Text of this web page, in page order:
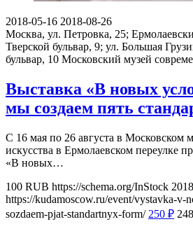
2018-05-16 2018-08-26
Москва, ул. Петровка, 25;
Тверской бульвар, 9; ул. Большая
бульвар, 10 Московский музей
Выставка «В новых
мы создаем пять
С 16 мая по 26 августа в Московском
искусства в Ермолаевском переулке
«В новых…
100 RUB https://schema.org/InStock
https://kudamoscow.ru/event/vystavka-
sozdaem-pjat-standartnyx-form/ 250 ₽ 248